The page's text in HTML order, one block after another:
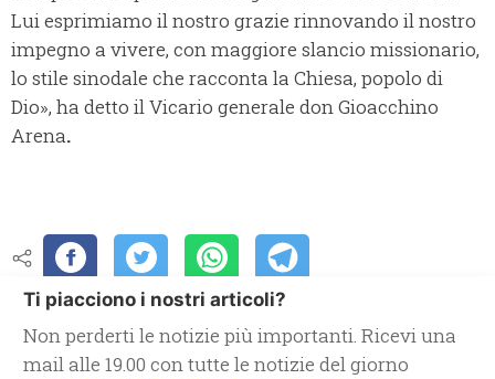
Lui esprimiamo il nostro grazie rinnovando il nostro
impegno a vivere, con maggiore slancio missionario,
lo stile sinodale che racconta la Chiesa, popolo di
Dio», ha detto il Vicario generale don Gioacchino
Arena.
Ti piacciono i nostri articoli?
Non perderti le notizie più importanti. Ricevi una
mail alle 19.00 con tutte le notizie del giorno